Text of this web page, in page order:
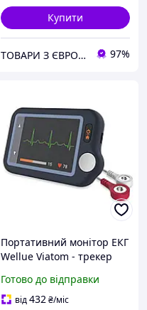
Купити
ТОВАРИ З ЄВРОПИ 97%
Портативний монітор ЕКГ
Wellue Viatom - трекер
безкоштовним додатком
Готово до відправки
від432₴/міс